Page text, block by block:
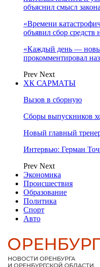
объяснил смысл
«Времени
объявил сбор средств
«Каждый день —
прокомментировал
Prev Next
ХК САРМАТЫ
Вызов в сборную
Сборы выпускников
Новый главный
Интервью: Герман
Prev Next
Экономика
Происшествия
Образование
Политика
Спорт
Авто